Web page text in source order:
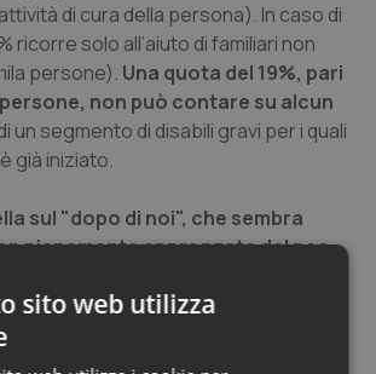
di cura della persona). In caso di
ricorre solo all’aiuto di familiari non
persone). Una quota del 19%, pari
non può contare su alcun
un segmento di disabili gravi per i quali
è già iniziato.
sul "dopo di noi", che sembra
pienamente apprezzata dal neo
prima bene per capire cosa
si può invece migliorare".
sito web utilizza